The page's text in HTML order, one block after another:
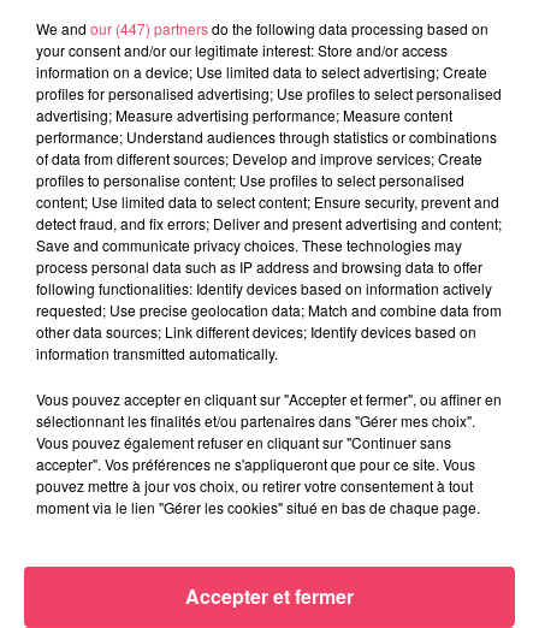
29 juillet 2026
SEGRÉ. ATTAQUE À L'ARME BLANCHE : L'AGRESSEUR INTERPELLÉ,
LE...
INCENDIE EN GIRONDE. « DIRE QU'ON N'A PAS EU PEUR, CE N'EST
We and our (447) partnersdo the following data processing based on
your consent and/or our legitimate interest: Store and/or access
information on a device; Use limited data to select advertising; Create
profiles for personalised advertising; Use profiles to select personalised
advertising; Measure advertising performance; Measure content
performance; Understand audiences through statistics or combinations
of data from different sources; Develop and improve services; Create
profiles to personalise content; Use profiles to select personalised
content; Use limited data to select content; Ensure security, prevent and
detect fraud, and fix errors; Deliver and present advertising and content;
Save and communicate privacy choices. These technologies may
process personal data such as IP address and browsing data to offer
following functionalities: Identify devices based on information actively
requested; Use precise geolocation data; Match and combine data from
other data sources; Link different devices; Identify devices based on
information transmitted automatically.
Vous pouvez accepter en cliquant sur "Accepter et fermer", ou affiner en
sélectionnant les finalités et/ou partenaires dans "Gérer mes choix".
Vous pouvez également refuser en cliquant sur "Continuer sans
accepter". Vos préférences ne s'appliqueront que pour ce site. Vous
pouvez mettre à jour vos choix, ou retirer votre consentement à tout
moment via le lien "Gérer les cookies" situé en bas de chaque page.
Accepter et fermer